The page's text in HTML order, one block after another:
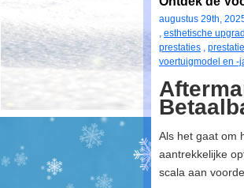
augustus 29th,
, esthetische
prestaties ,
voertuigmodel en -
Als het gaat om
aantrekkelijke
scala aan